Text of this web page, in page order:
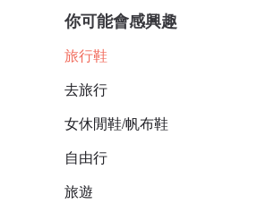
你可能會感興趣
旅行鞋
去旅行
女休閒鞋/帆布鞋
自由行
旅遊